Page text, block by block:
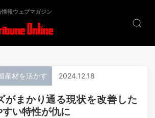
報ウェブマガジン
産材を活かす 2024.12.18
がまかり通る現状を改善した
い特性が仇に